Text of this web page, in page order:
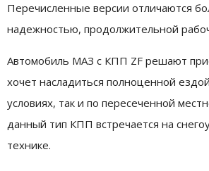
Перечисленные версии отличаются
надежностью, продолжительной
Автомобиль МАЗ с КПП ZF решают
хочет насладиться полноценной
условиях, так и по пересеченной
данный тип КПП встречается на
технике.